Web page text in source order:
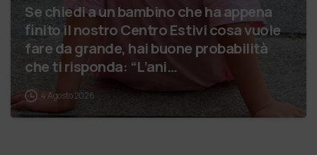
Se chiedi a un bambino che ha appena
finito il nostro Centro Estivi cosa vuole
fare da grande, hai buone probabilità
che ti risponda: “L’ani…
4 Agosto 2026